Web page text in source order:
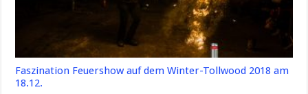
Faszination Feuershow auf dem Winter-Tollwood 2018 am
18.12.